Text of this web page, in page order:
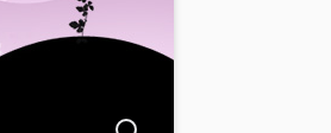
Suchen